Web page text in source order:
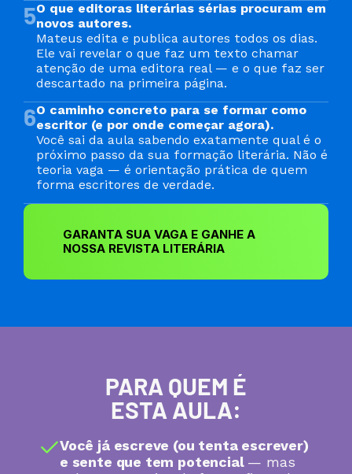
5O que editoras literárias sérias procuram em
novos autores.
Mateus edita e publica autores todos os dias.
Ele vai revelar o que faz um texto chamar
atenção de uma editora real — e o que faz ser
descartado na primeira página.
6O caminho concreto para se formar como
escritor (e por onde começar agora).
Você sai da aula sabendo exatamente qual é o
próximo passo da sua formação literária. Não é
teoria vaga — é orientação prática de quem
forma escritores de verdade.
GARANTA SUA VAGA E GANHE A
NOSSA REVISTA LITERÁRIA
PARA QUEM É
ESTA AULA:
Você já escreve (ou tenta escrever)
e sente que tem potencial — mas